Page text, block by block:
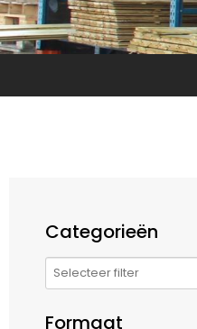
Categorieën
Formaat